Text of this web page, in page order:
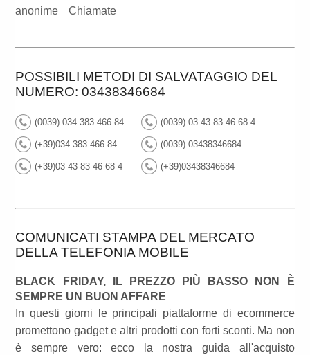
anonime Chiamate
POSSIBILI METODI DI SALVATAGGIO DEL
NUMERO: 03438346684
(0039) 034 383 466 84 (0039) 03 43 83 46 68 4
(+39)034 383 466 84 (0039) 03438346684
(+39)03 43 83 46 68 4 (+39)03438346684
COMUNICATI STAMPA DEL MERCATO
DELLA TELEFONIA MOBILE
BLACK FRIDAY, IL PREZZO PIÙ BASSO NON È
SEMPRE UN BUON AFFARE
In questi giorni le principali piattaforme di ecommerce
promettono gadget e altri prodotti con forti sconti. Ma non
è sempre vero: ecco la nostra guida all'acquisto